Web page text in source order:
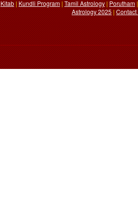
Kitab|Kundli Program|Tamil Astrology|Porutham
Astrology 2025|Contact